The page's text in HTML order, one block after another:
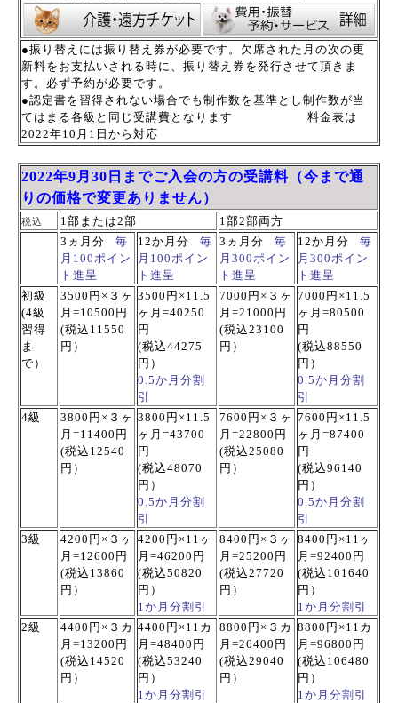
●振り替えには振り替え券が必要です。欠席された月の次の更
新料をお支払いされる時に、振り替え券を発行させて頂きま
す。 必ず予約が必要です。
●認定書を習得されない場合でも制作数を基準とし制作数が当
てはまる各級と同じ受講費となります
料金表は
2022年10月1日から対応
2022年9月30日までご入会の方の受講料（今まで通
りの価格で変更ありません）
税込 1部または2部
1部2部両方
3ヵ月分 毎
月100ポイン
ト進呈
12か月分 毎
月100ポイン
ト進呈
3ヵ月分 毎
月300ポイン
ト進呈
12か月分 毎
月300ポイン
ト進呈
初級
(4級
習得
ま
で）
3500円×３ヶ
月 =10500円
(税込 11550
円）
3500円×11.5
ヶ 月=40250
円
(税込44275
円）
0.5か月分割
引
7000円×３ ヶ
月=21000円
(税込23100
円）
7000円×11.5
ヶ 月=80500
円
(税込88550
円）
0.5か月分割
引
4級
3800円×３ ヶ
月=11400円
(税込 12540
円）
3800円×11.5
ヶ 月=43700
円
(税込48070
円）
0.5か月分割
引
7600円×３ ヶ
月=22800円
(税込25080
円）
7600円×11.5
ヶ 月=87400
円
(税込96140
円）
0.5か月分割
引
3級
4200円×３ ヶ
月=12600円
(税込 13860
円）
4200円×11 ヶ
月=46200円
(税込50820
円）
1か月分割引
8400 円×３ ヶ
月=25200円
(税込27720
円）
8400円×11 ヶ
月=92400円
(税込 101640
円）
1か月分割引
2級
4400円×３カ
月=13200円
(税込 14520
円）
4400円×11カ
月=48400円
(税込53240
円）
1か月分割引
8800円×３カ
月=26400円
(税込29040
円）
8800円×11カ
月=96800円
(税込 106480
円）
1か月分割引